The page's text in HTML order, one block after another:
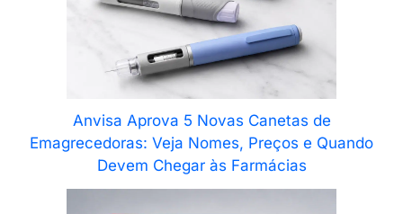
Anvisa Aprova 5 Novas Canetas de
Emagrecedoras: Veja Nomes, Preços e Quando
Devem Chegar às Farmácias